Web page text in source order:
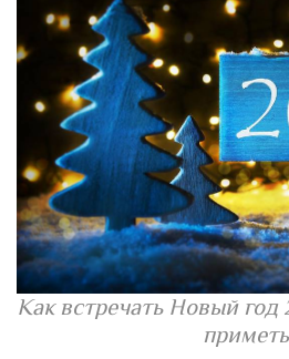
Как встречать Новый год